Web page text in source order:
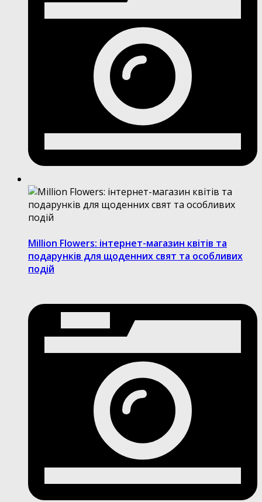
Million Flowers: інтернет-магазин квітів та
подарунків для щоденних свят та особливих
подій